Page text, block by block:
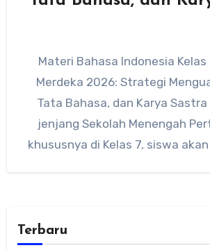
Materi Bahasa Indonesia Kelas
Merdeka 2026: Strategi
Tata Bahasa, dan Karya Sastra
jenjang Sekolah Menengah
khususnya di Kelas 7, siswa
Terbaru